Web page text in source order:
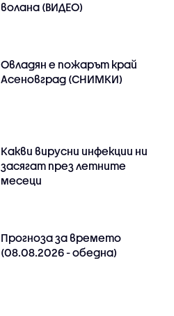
волана (ВИДЕО)
Овладян е пожарът край
Асеновград (СНИМКИ)
Какви вирусни инфекции ни
засягат през летните
месеци
Прогноза за времето
(08.08.2026 - обедна)